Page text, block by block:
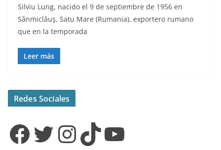
Silviu Lung, nacido el 9 de septiembre de 1956 en
Sânmiclăuş, Satu Mare (Rumania), exportero rumano
que en la temporada
Leer más
Redes Sociales
Facebook Twitter InstagramTikTok YouTube